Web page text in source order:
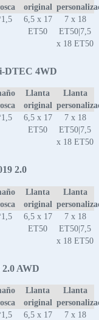
original
6,5 x 17
ET50
7 x 18
ET50|7,5
x 18 ET50
DTEC 4WD
Llanta
original
Llanta
6,5 x 17
ET50
7 x 18
ET50|7,5
x 18 ET50
2.0
Llanta
original
Llanta
6,5 x 17
ET50
7 x 18
ET50|7,5
x 18 ET50
AWD
Llanta
original
Llanta
6,5 x 17
7 x 18